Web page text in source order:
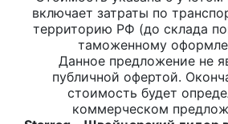
включает затраты по
территорию РФ (до склада
таможенному
Данное предложение не
публичной офертой.
стоимость будет
коммерческом